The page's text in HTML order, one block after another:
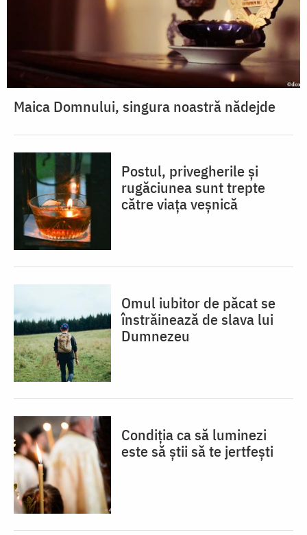
Maica Domnului, singura noastră nădejde
Postul, privegherile și
rugăciunea sunt trepte
către viața veșnică
Omul iubitor de păcat se
înstrăinează de slava lui
Dumnezeu
Condiția ca să luminezi
este să știi să te jertfești